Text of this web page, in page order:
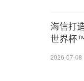
海信打
世界杯
2026-07-08